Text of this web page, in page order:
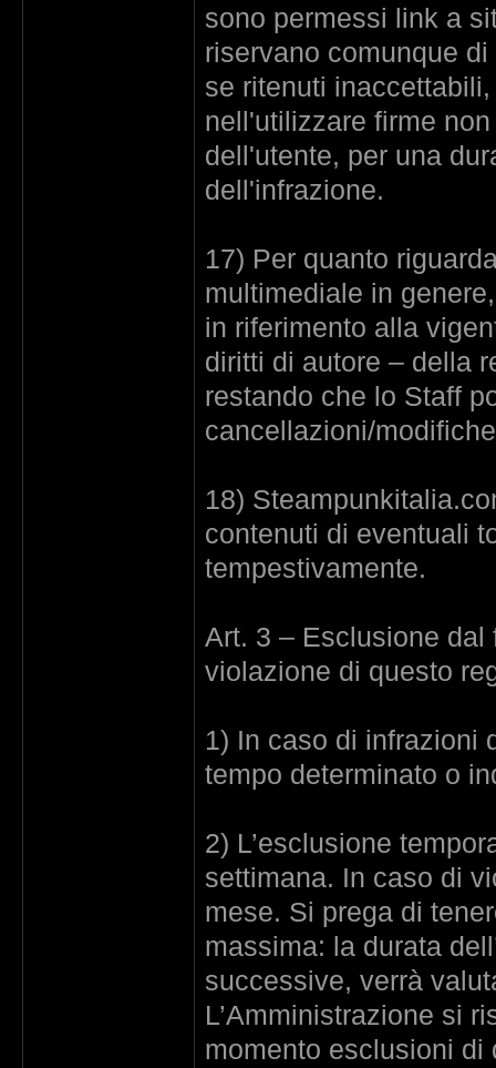
sono permessi link a
riservano comunque
se ritenuti
nell'utilizzare firme
dell'utente, per una
dell'infrazione.
17) Per quanto
multimediale in
in riferimento alla
diritti di autore – della
restando che lo Staff
cancellazioni/
18)
contenuti di eventuali
tempestivamente.
Art. 3 – Esclusione dal
violazione di questo
1) In caso di infrazioni
tempo determinato o
2) L’esclusione
settimana. In caso di
mese. Si prega di
massima: la durata
successive, verrà
L’Amministrazione si
momento esclusioni di